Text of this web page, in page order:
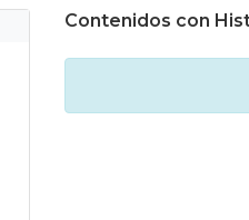
Contenidos con